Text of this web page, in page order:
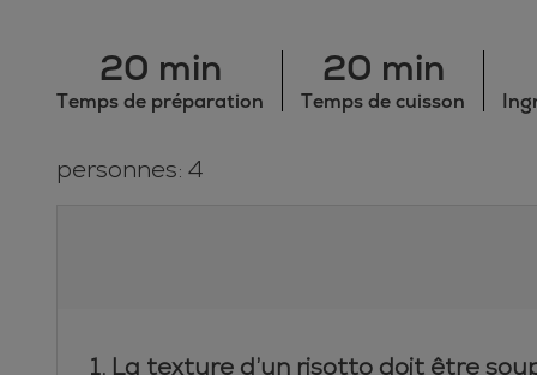
20 min
Temps de préparation
20 min
Temps de cuisson
personnes: 4
La texture d’un risotto doit être